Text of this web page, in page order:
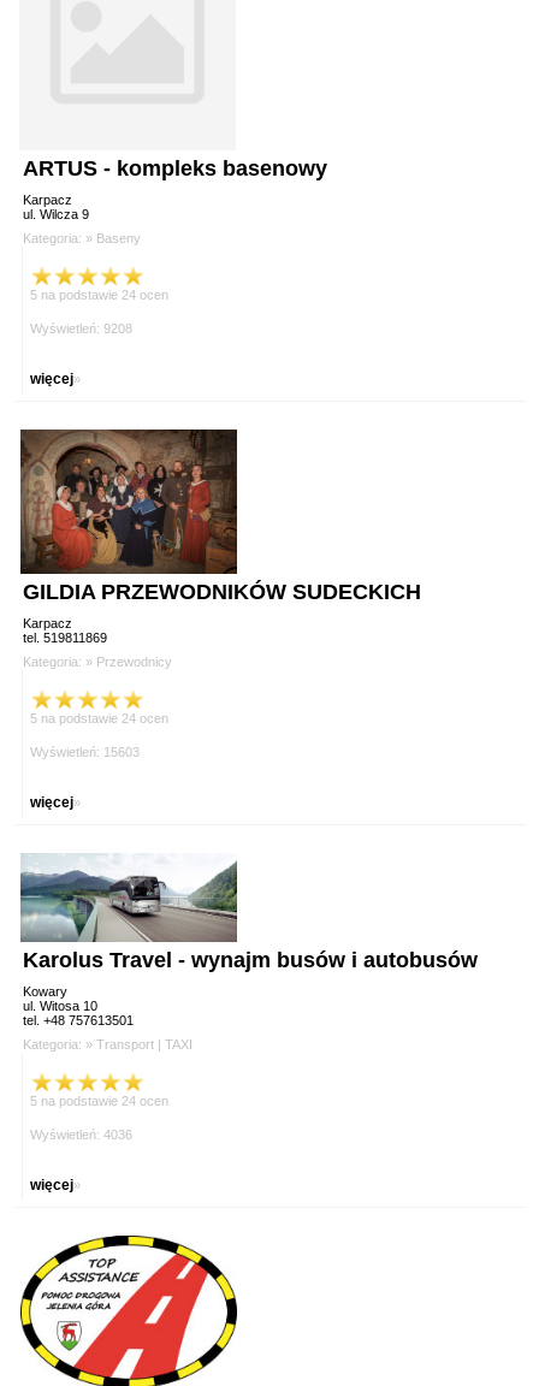
ARTUS - kompleks basenowy
Karpacz
ul. Wilcza 9
Kategoria: » Baseny
5 na podstawie 24 ocen
Wyświetleń: 9208
więcej»
GILDIA PRZEWODNIKÓW SUDECKICH
Karpacz
tel. 519811869
Kategoria: » Przewodnicy
5 na podstawie 24 ocen
Wyświetleń: 15603
więcej»
Karolus Travel - wynajm busów i autobusów
Kowary
ul. Witosa 10
tel. +48 757613501
Kategoria: » Transport TAXI
5 na podstawie 24 ocen
Wyświetleń: 4036
więcej»